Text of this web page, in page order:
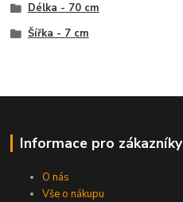
Délka - 70 cm
Šířka - 7 cm
Informace pro zákazníky
O nás
Vše o nákupu